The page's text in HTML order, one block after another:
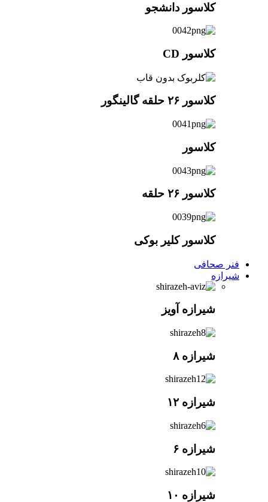
کلاسور دانشجو
کلاسور CD
کلاسور ۲۶ حلقه گالینگور
کلاسور
کلاسور ۲۶ حلقه
کلاسور کلیر بوکی
فنر صحافی
شیرازه
شیرازه آویز
شیرازه ۸
شیرازه ۱۲
شیرازه ۶
شیرازه ۱۰